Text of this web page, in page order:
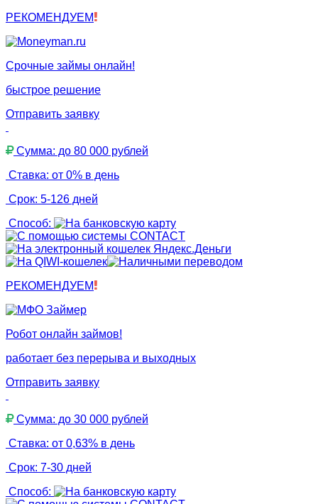
РЕКОМЕНДУЕМ
Срочные займы онлайн!
быстрое решение
Отправить заявку
Сумма: до 80 000 рублей
Ставка: от 0% в день
Срок: 5-126 дней
Способ:
РЕКОМЕНДУЕМ
Робот онлайн займов!
работает без перерыва и выходных
Отправить заявку
Сумма: до 30 000 рублей
Ставка: от 0,63% в день
Срок: 7-30 дней
Способ: